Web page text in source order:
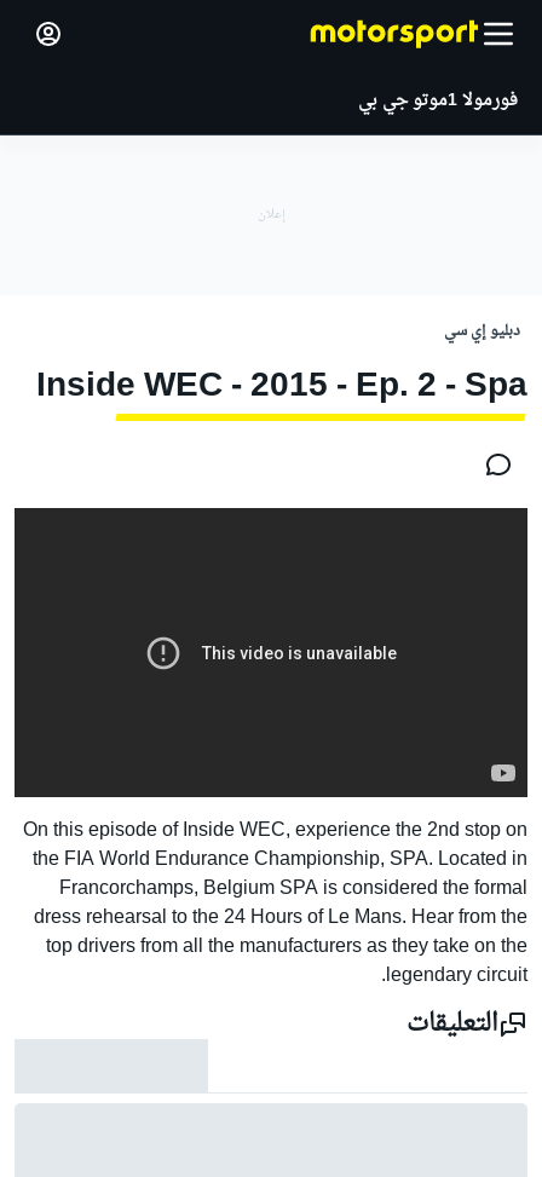
فورمولا 1 موتو جي بي
دبليو إي سي
Inside WEC - 2015 - Ep. 2 - Spa
On this episode of Inside WEC, experience the 2nd stop on
the FIA World Endurance Championship, SPA. Located in
Francorchamps, Belgium SPA is considered the formal
dress rehearsal to the 24 Hours of Le Mans. Hear from the
top drivers from all the manufacturers as they take on the
legendary circuit.
التعليقات